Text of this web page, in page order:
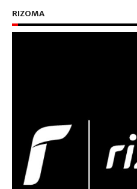
RIZOMA